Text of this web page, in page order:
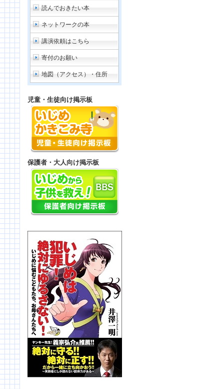
読んでおきたい本
ネットワークの本
講演依頼はこちら
寄付のお願い
地図（アクセス）・住所
児童・生徒向け掲示板
保護者・大人向け掲示板